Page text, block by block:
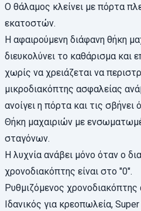
Ο θάλαμος κλείνει με πόρτα
εκατοστών.
Η αφαιρούμενη διάφανη θήκη
διευκολύνει το καθάρισμα και
χωρίς να χρειάζεται να
μικροδιακόπτης ασφαλείας
ανοίγει η πόρτα και τις σβήνει
Θήκη μαχαιριών με
σταγόνων.
Η λυχνία ανάβει μόνο όταν ο
χρονοδιακόπτης είναι στο "0".
Ρυθμιζόμενος
Ιδανικός για κρεοπωλεία,